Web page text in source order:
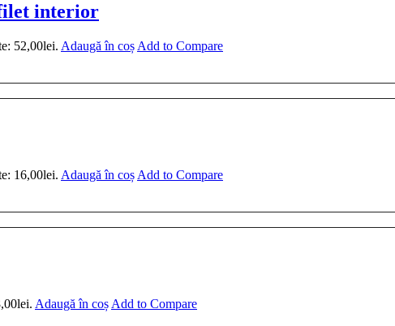
interior
52,00lei. Adaugă în coș Add to Compare
16,00lei. Adaugă în coș Add to Compare
Adaugă în coș Add to Compare